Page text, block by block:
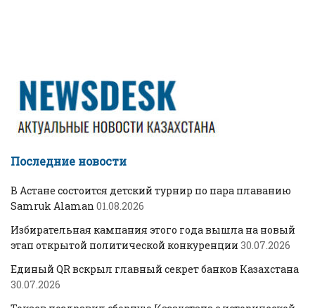
Последние новости
В Астане состоится детский турнир по пара плаванию
Samruk Alaman 01.08.2026
Избирательная кампания этого года вышла на новый
этап открытой политической конкуренции 30.07.2026
Единый QR вскрыл главный секрет банков Казахстана
30.07.2026